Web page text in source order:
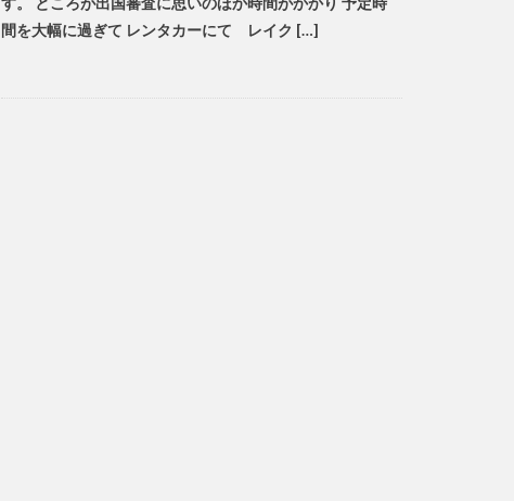
間を大幅に過ぎて レンタカーにて レイク […]